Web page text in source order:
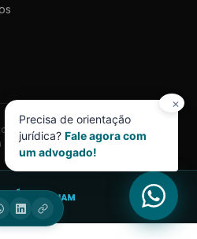
✕
Precisa de orientação
jurídica? Fale agora com
um advogado!
| CNPJ 08.014.774/0001-83
de Privacidade